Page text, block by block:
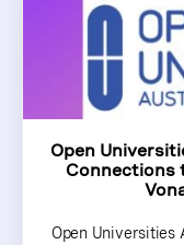
Open
Connections
Open Universities